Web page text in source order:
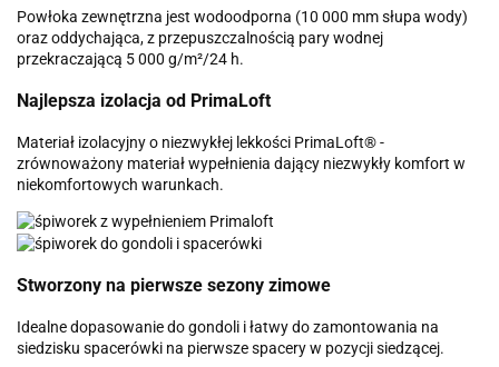
Powłoka zewnętrzna jest wodoodporna (10 000 mm słupa wody)
oraz oddychająca, z przepuszczalnością pary wodnej
przekraczającą 5 000 g/m²/24 h.
Najlepsza izolacja od PrimaLoft
Materiał izolacyjny o niezwykłej lekkości PrimaLoft® -
zrównoważony materiał wypełnienia dający niezwykły komfort w
niekomfortowych warunkach.
Stworzony na pierwsze sezony zimowe
Idealne dopasowanie do gondoli i łatwy do zamontowania na
siedzisku spacerówki na pierwsze spacery w pozycji siedzącej.